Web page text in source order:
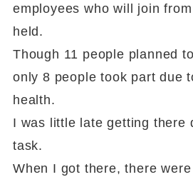
employees who will join
held.
Though 11 people planned
only 8 people took part due
health.
I was little late getting there
task.
When I got there, there